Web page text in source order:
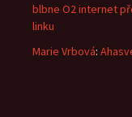
blbne O2 internet
linku
Marie Vrbová: